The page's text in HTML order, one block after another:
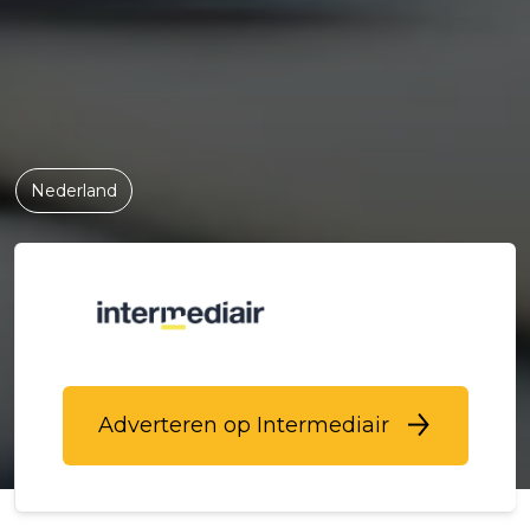
Nederland
Adverteren op Intermediair